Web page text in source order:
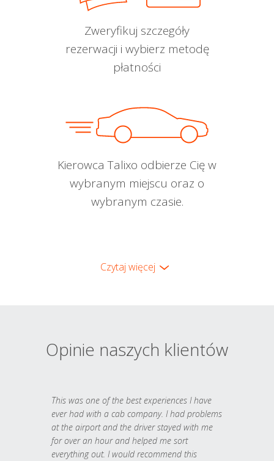
Zweryfikuj szczegóły
rezerwacji i wybierz metodę
płatności
Kierowca Talixo odbierze Cię w
wybranym miejscu oraz o
wybranym czasie.
Czytaj więcej
Opinie naszych klientów
This was one of the best experiences I have
ever had with a cab company. I had problems
at the airport and the driver stayed with me
for over an hour and helped me sort
everything out. I would recommend this